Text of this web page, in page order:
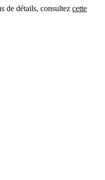
de détails, consultez cette